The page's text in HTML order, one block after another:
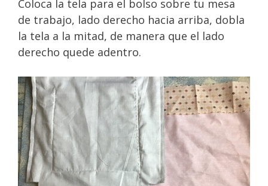
Coloca la tela para el bolso sobre tu mesa
de trabajo, lado derecho hacia arriba, dobla
la tela a la mitad, de manera que el lado
derecho quede adentro.